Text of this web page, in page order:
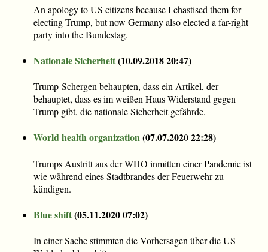
An apology to US citizens because I chastised them for
electing Trump, but now Germany also elected a far-right
party into the Bundestag.
Nationale Sicherheit(10.09.2018 20:47)
Trump-Schergen behaupten, dass ein Artikel, der
behauptet, dass es im weißen Haus Widerstand gegen
Trump gibt, die nationale Sicherheit gefährde.
World health organization(07.07.2020 22:28)
Trumps Austritt aus der WHO inmitten einer Pandemie ist
wie während eines Stadtbrandes der Feuerwehr zu
kündigen.
Blue shift(05.11.2020 07:02)
In einer Sache stimmten die Vorhersagen über die US-